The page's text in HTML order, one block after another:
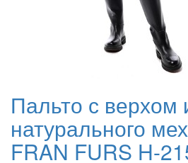
Пальто с верхом
натурального
FRAN FURS H-